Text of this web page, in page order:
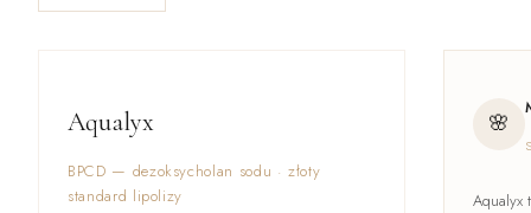
Aqualyx
BPCD — dezoksycholan sodu · złoty
standard lipolizy
🌸
Aqualyx